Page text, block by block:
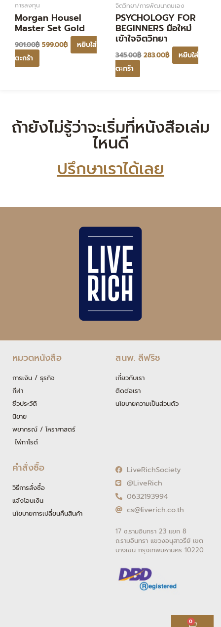
0
Cart
การลงทุน
Morgan Housel
Master Set Gold
901.00฿ 599.00฿
หยิบใส่
ตะกร้า
จิตวิทยา/การพัฒนาตนเอง
PSYCHOLOGY FOR
BEGINNERS มือใหม่
เข้าใจจิตวิทยา
345.00฿ 283.00฿
หยิบใส่
ตะกร้า
ถ้ายังไม่รู้ว่าจะเริ่มที่หนังสือเล่ม
ไหนดี
ปรึกษาเราได้เลย
หมวดหนังสือ
การเงิน / ธุรกิจ
กีฬา
ชีวประวัติ
นิยาย
พยากรณ์ / โหราศาสตร์
ไพ่ทาโรต์
สนพ. ลีฟริช
เกี่ยวกับเรา
ติดต่อเรา
นโยบายความเป็นส่วนตัว
คำสั่งซื้อ
วิธีการสั่งซื้อ
แจ้งโอนเงิน
นโยบายการเปลี่ยนคืนสินค้า
LiveRichSociety
@LiveRich
0632193994
cs@liverich.co.th
17 ซ.รามอินทรา 23 แยก 8
ถ.รามอินทรา แขวงอนุสาวรีย์ เขต
บางเขน กรุงเทพมหานคร 10220